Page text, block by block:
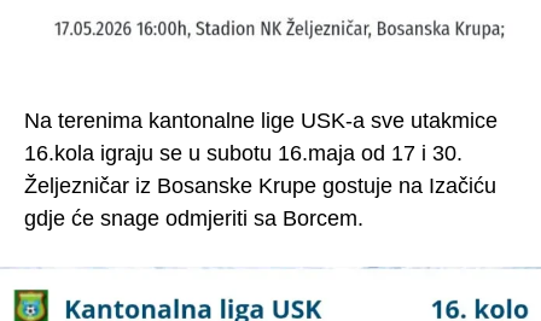
Na terenima kantonalne lige USK-a sve utakmice
16.kola igraju se u subotu 16.maja od 17 i 30.
Željezničar iz Bosanske Krupe gostuje na Izačiću
gdje će snage odmjeriti sa Borcem.